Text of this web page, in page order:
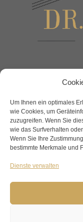
Um Ihnen ein optimales
wie Cookies, um
zuzugreifen. Wenn Sie
wie das Surfverhalten
Wenn Sie Ihre
bestimmte Merkmale und
Dienste verwalten